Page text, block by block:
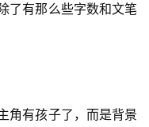
了有那么些字数和文笔
角有孩子了，而是背景